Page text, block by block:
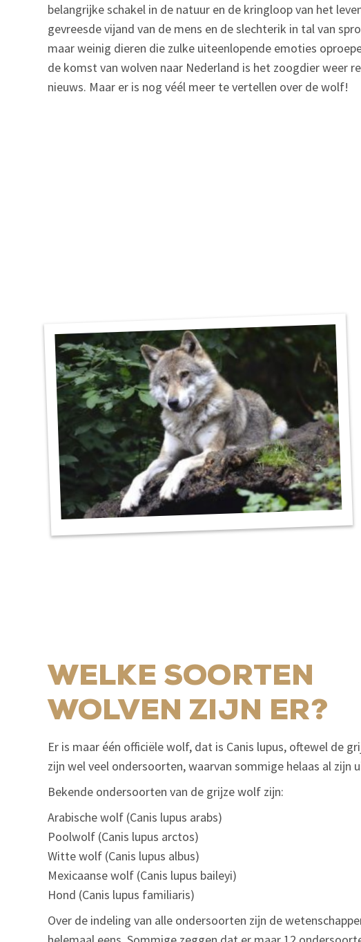
belangrijke schakel in de natuur en de kringloop van het
gevreesde vijand van de mens en de slechterik in tal van
maar weinig dieren die zulke uiteenlopende emoties
de komst van wolven naar Nederland is het zoogdier weer
nieuws. Maar er is nog véél meer te vertellen over de wolf!
WELKE SOORTEN
WOLVEN ZIJN ER?
Er is maar één officiële wolf, dat is Canis lupus, oftewel de
zijn wel veel ondersoorten, waarvan sommige helaas al zijn
Bekende ondersoorten van de grijze wolf zijn:
Arabische wolf (Canis lupus arabs)
Poolwolf (Canis lupus arctos)
Witte wolf (Canis lupus albus)
Mexicaanse wolf (Canis lupus baileyi)
Hond (Canis lupus familiaris)
Over de indeling van alle ondersoorten zijn de